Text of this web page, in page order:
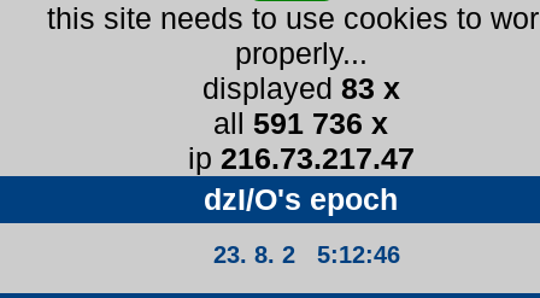
this site needs to use cookies to
properly...
displayed 83 x
all 591 736 x
ip 216.73.217.47
dzI/O's epoch
23. 8. 2 5:12:47